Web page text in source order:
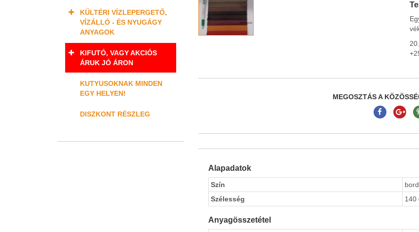
MEGOSZTÁS A
Alapadatok
Szín
Szélesség
140
Anyagösszetétel
KÜLTÉRI VÍZLEPERGETŐ,
VÍZÁLLÓ - ÉS NYUGÁGY
ANYAGOK
KIFUTÓ, VAGY AKCIÓS
ÁRUK JÓ ÁRON
KUTYUSOKNAK MINDEN
EGY HELYEN!
DISZKONT RÉSZLEG